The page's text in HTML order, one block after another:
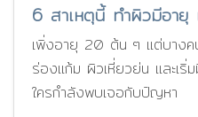
6 สาเหตุนี้ ทำผิวมีอา
เพิ่งอายุ 20 ต้น ๆ แต่บาง
ร่องแก้ม ผิวเหี่ยวย่น และเ
ใครกำลังพบเจอกับปัญหา